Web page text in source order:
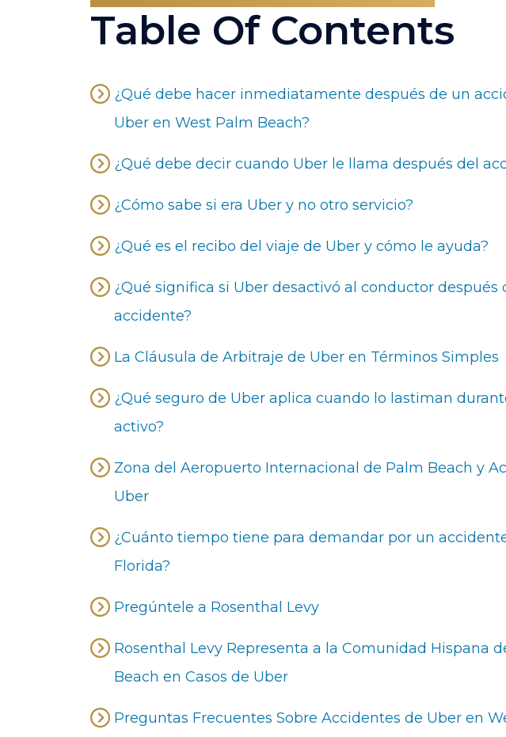
Table Of Contents
¿Qué debe hacer inmediatamente después de un
Uber en West Palm Beach?
¿Qué debe decir cuando Uber le llama después del
¿Cómo sabe si era Uber y no otro servicio?
¿Qué es el recibo del viaje de Uber y cómo le ayuda?
¿Qué significa si Uber desactivó al conductor después
accidente?
La Cláusula de Arbitraje de Uber en Términos Simples
¿Qué seguro de Uber aplica cuando lo lastiman
activo?
Zona del Aeropuerto Internacional de Palm Beach y
Uber
¿Cuánto tiempo tiene para demandar por un
Florida?
Pregúntele a Rosenthal Levy
Rosenthal Levy Representa a la Comunidad Hispana
Beach en Casos de Uber
Preguntas Frecuentes Sobre Accidentes de Uber en